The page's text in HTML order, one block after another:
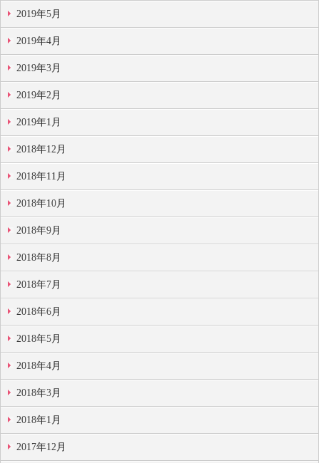
2019年5月
2019年4月
2019年3月
2019年2月
2019年1月
2018年12月
2018年11月
2018年10月
2018年9月
2018年8月
2018年7月
2018年6月
2018年5月
2018年4月
2018年3月
2018年1月
2017年12月